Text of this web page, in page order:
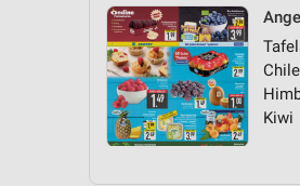
Chile
Kiwi
Verwendung genauer Standortdaten
Geräte anhand von aktiv
Nicht-IAB-Verarbeitungszwecke:
Notwendig